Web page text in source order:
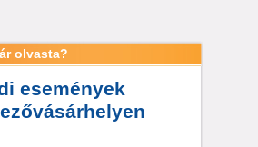
olvasta?
események